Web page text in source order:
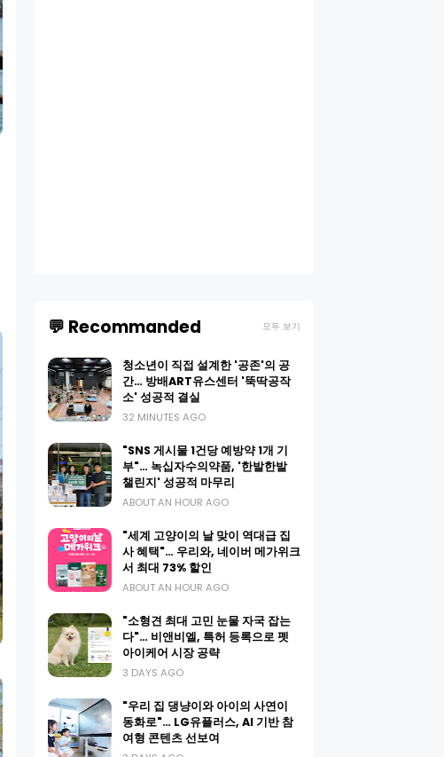
💬 Recommanded 모두 보기
청소년이 직접 설계한 '공존'의 공
간… 방배ART유스센터 '뚝딱공작
소' 성공적 결실
32 MINUTES AGO
"SNS 게시물 1건당 예방약 1개 기
부"… 녹십자수의약품, '한발한발
챌린지' 성공적 마무리
ABOUT AN HOUR AGO
"세계 고양이의 날 맞이 역대급 집
사 혜택"… 우리와, 네이버 메가위크
서 최대 73% 할인
ABOUT AN HOUR AGO
"소형견 최대 고민 눈물 자국 잡는
다"… 비앤비엘, 특허 등록으로 펫
아이케어 시장 공략
3 DAYS AGO
"우리 집 댕냥이와 아이의 사연이
동화로"… LG유플러스, AI 기반 참
여형 콘텐츠 선보여